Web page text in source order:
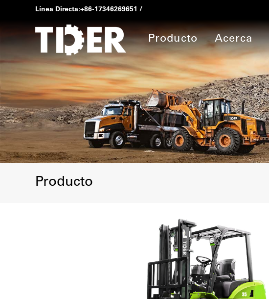
Línea Directa:+86-17346269651 /
Producto Acerca
Producto